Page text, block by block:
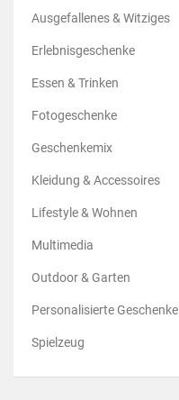
Ausgefallenes & Witziges
Erlebnisgeschenke
Essen & Trinken
Fotogeschenke
Geschenkemix
Kleidung & Accessoires
Lifestyle & Wohnen
Multimedia
Outdoor & Garten
Personalisierte Geschenke
Spielzeug